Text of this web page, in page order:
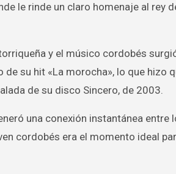
le rinde un claro homenaje al rey
y el músico cordobés
su hit «La morocha», lo que hizo
de su disco Sincero, de 2003.
una conexión instantánea entre
cordobés era el momento ideal